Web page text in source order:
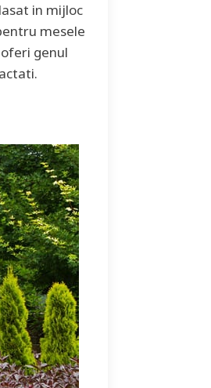
in mijloc
mesele
genul